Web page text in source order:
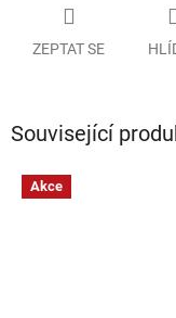
ZEPTAT SE
Související
Akce